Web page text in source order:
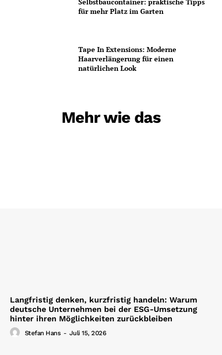
für mehr Platz im Garten
Tape In Extensions: Moderne
Haarverlängerung für einen
natürlichen Look
Mehr wie das
Langfristig denken, kurzfristig handeln: Warum
deutsche Unternehmen bei der ESG-Umsetzung
hinter ihren Möglichkeiten zurückbleiben
Stefan Hans - Juli 15, 2026